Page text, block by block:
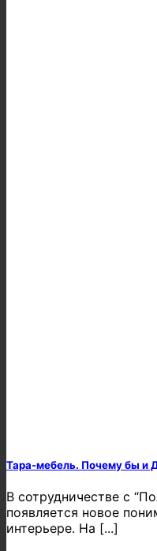
Тара-мебель. Почему бы и
В сотрудничестве с
появляется новое
интерьере. На [...]